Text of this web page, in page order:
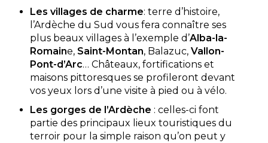
Les villages de charme: terre d’histoire,
l’Ardèche du Sud vous fera connaître ses
plus beaux villages à l’exemple d’Alba-la-
Romaine, Saint-Montan, Balazuc,Vallon-
Pont-d’Arc… Châteaux, fortifications et
maisons pittoresques se profileront devant
vos yeux lors d’une visite à pied ou à vélo.
Les gorges de l’Ardèche : celles-ci font
partie des principaux lieux touristiques du
terroir pour la simple raison qu’on peut y
Camping La Plage Fleurie
Vallon-Pont-d'Arc, Ardèche , Auvergne-Rhône-Alpes
★ 5.0/5 (13 avis)
Aucune information tarifaire disponible
Découvrir